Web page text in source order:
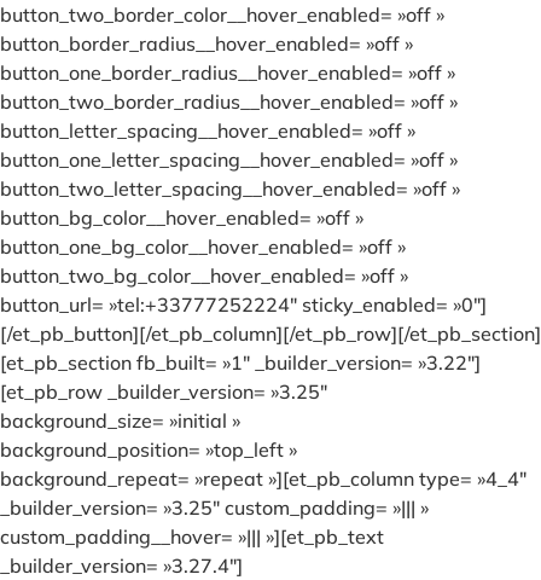
button_two_border_color__hover_enabled= »off »
button_border_radius__hover_enabled= »off »
button_one_border_radius__hover_enabled= »off »
button_two_border_radius__hover_enabled= »off »
button_letter_spacing__hover_enabled= »off »
button_one_letter_spacing__hover_enabled= »off »
button_two_letter_spacing__hover_enabled= »off »
button_bg_color__hover_enabled= »off »
button_one_bg_color__hover_enabled= »off »
button_two_bg_color__hover_enabled= »off »
button_url= »tel:+33777252224″ sticky_enabled= »0″]
[/et_pb_button][/et_pb_column][/et_pb_row][/et_pb_section]
[et_pb_section fb_built= »1″ _builder_version= »3.22″]
[et_pb_row _builder_version= »3.25″
background_size= »initial »
background_position= »top_left »
background_repeat= »repeat »][et_pb_column type= »4_4″
_builder_version= »3.25″ custom_padding= »||| »
custom_padding__hover= »||| »][et_pb_text
_builder_version= »3.27.4″]